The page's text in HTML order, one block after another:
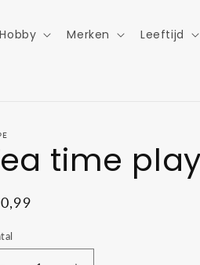
Hobby Merken Leeftijd
time